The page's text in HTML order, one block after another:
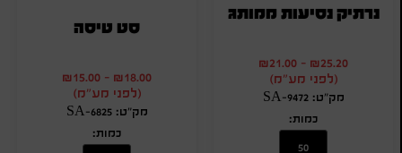
נרתיק נסיעות ממותג
₪25.20
-
₪21.00
(לפני מע"מ)
מק"ט: SA-9472
כמות:
סט טיסה
₪18.00
-
₪15.00
(לפני מע"מ)
מק"ט: SA-6825
כמות: